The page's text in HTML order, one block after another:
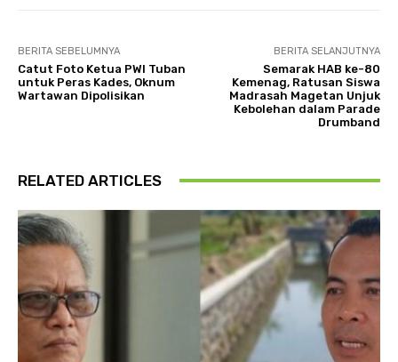
BERITA SEBELUMNYA
Catut Foto Ketua PWI Tuban
untuk Peras Kades, Oknum
Wartawan Dipolisikan
BERITA SELANJUTNYA
Semarak HAB ke-80
Kemenag, Ratusan Siswa
Madrasah Magetan Unjuk
Kebolehan dalam Parade
Drumband
RELATED ARTICLES